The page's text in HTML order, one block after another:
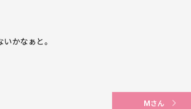
かなぁと。
Mさん